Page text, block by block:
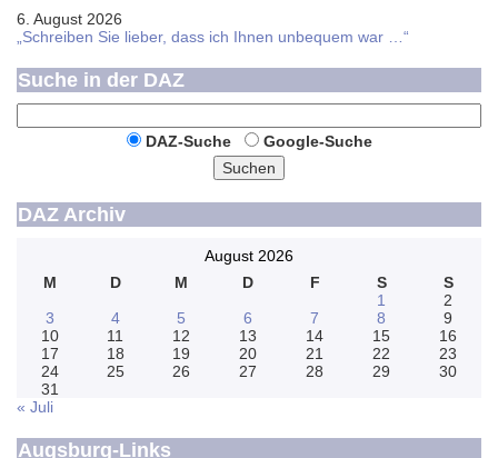
6. August 2026
„Schreiben Sie lieber, dass ich Ihnen unbequem war …“
Suche in der DAZ
DAZ-Suche
Google-Suche
Suchen
DAZ Archiv
August 2026
M
D M D F S
S
1
2
3
4 5 6 7 8
9
10
11 12 13 14 15
16
17
18 19 20 21 22
23
24
25 26 27 28 29
30
31
« Juli
Augsburg-Links